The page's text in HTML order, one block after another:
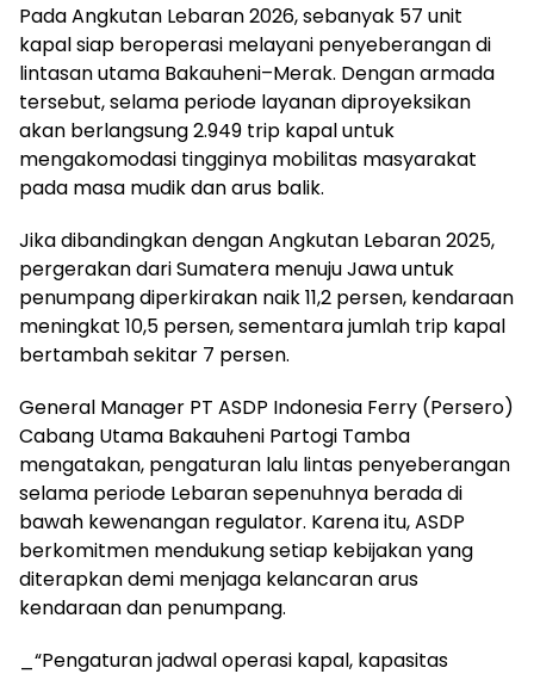
Pada Angkutan Lebaran 2026, sebanyak 57 unit
kapal siap beroperasi melayani penyeberangan di
lintasan utama Bakauheni–Merak. Dengan armada
tersebut, selama periode layanan diproyeksikan
akan berlangsung 2.949 trip kapal untuk
mengakomodasi tingginya mobilitas masyarakat
pada masa mudik dan arus balik.
Jika dibandingkan dengan Angkutan Lebaran 2025,
pergerakan dari Sumatera menuju Jawa untuk
penumpang diperkirakan naik 11,2 persen, kendaraan
meningkat 10,5 persen, sementara jumlah trip kapal
bertambah sekitar 7 persen.
General Manager PT ASDP Indonesia Ferry (Persero)
Cabang Utama Bakauheni Partogi Tamba
mengatakan, pengaturan lalu lintas penyeberangan
selama periode Lebaran sepenuhnya berada di
bawah kewenangan regulator. Karena itu, ASDP
berkomitmen mendukung setiap kebijakan yang
diterapkan demi menjaga kelancaran arus
kendaraan dan penumpang.
_“Pengaturan jadwal operasi kapal, kapasitas